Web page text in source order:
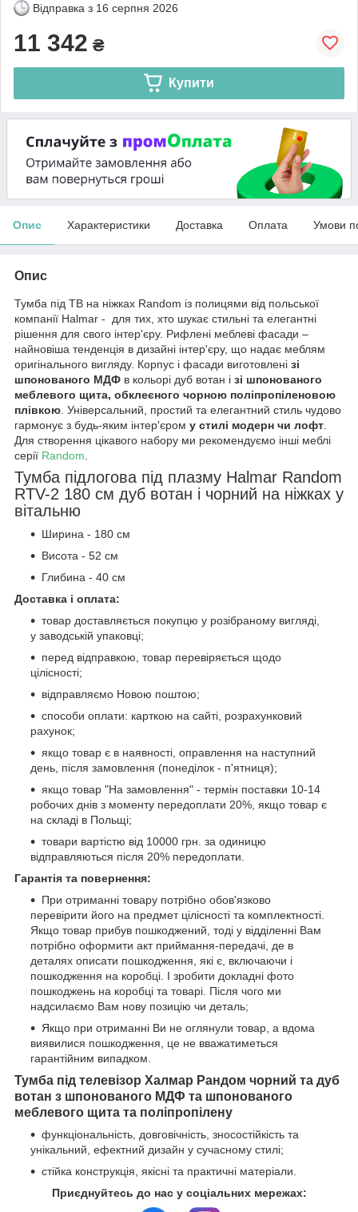
Відправка з 16 серпня 2026
11 342 ₴
Купити
Опис Характеристики Доставка Оплата Умови
Опис
Тумба під ТВ на ніжках Random із полицями від польської
компанії Halmar - для тих, хто шукає стильні та елегантні
рішення для свого інтер'єру. Рифлені меблеві фасади –
найновіша тенденція в дизайні інтер'єру, що надає меблям
оригінального вигляду. Корпус і фасади виготовлені зі
шпонованого МДФ в кольорі дуб вотан і зі шпонованого
меблевого щита, обклеєного чорною поліпропіленовою
плівкою. Універсальний, простий та елегантний стиль чудово
гармонує з будь-яким інтер'єром у стилі модерн чи лофт.
Для створення цікавого набору ми рекомендуємо інші меблі
серії Random.
Тумба підлогова під плазму Halmar Random
RTV-2 180 см дуб вотан і чорний на ніжках у
вітальню
Ширина - 180 см
Висота - 52 см
Глибина - 40 см
Доставка і оплата:
товар доставляється покупцю у розібраному вигляді,
у заводській упаковці;
перед відправкою, товар перевіряється щодо
цілісності;
відправляємо Новою поштою;
способи оплати: карткою на сайті, розрахунковий
рахунок;
якщо товар є в наявності, оправлення на наступний
день, після замовлення (понеділок - п'ятниця);
якщо товар "На замовлення" - термін поставки 10-14
робочих днів з моменту передоплати 20%, якщо товар є
на складі в Польщі;
товари вартістю від 10000 грн. за одиницю
відправляються після 20% передоплати.
Гарантія та повернення:
При отриманні товару потрібно обов'язково
перевірити його на предмет цілісності та комплектності.
Якщо товар прибув пошкоджений, тоді у відділенні Вам
потрібно оформити акт приймання-передачі, де в
деталях описати пошкодження, які є, включаючи і
пошкодження на коробці. І зробити докладні фото
пошкоджень на коробці та товарі. Після чого ми
надсилаємо Вам нову позицію чи деталь;
Якщо при отриманні Ви не оглянули товар, а вдома
виявилися пошкодження, це не вважатиметься
гарантійним випадком.
Тумба під телевізор Халмар Рандом чорний та дуб
вотан з шпонованого МДФ та шпонованого
меблевого щита та поліпропілену
функціональність, довговічність, зносостійкість та
унікальний, ефектний дизайн у сучасному стилі;
стійка конструкція, якісні та практичні матеріали.
Приєднуйтесь до нас у соціальних мережах: